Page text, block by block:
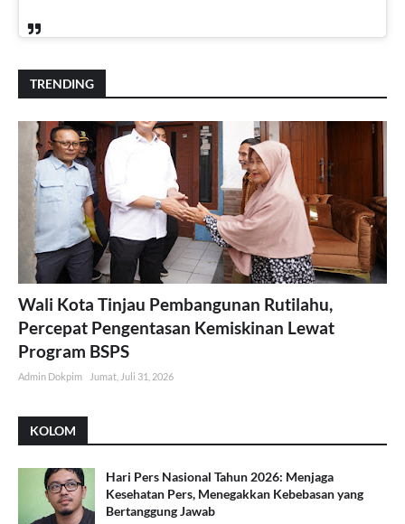
TRENDING
Wali Kota Tinjau Pembangunan Rutilahu,
Percepat Pengentasan Kemiskinan Lewat
Program BSPS
Admin Dokpim Jumat, Juli 31, 2026
KOLOM
Hari Pers Nasional Tahun 2026: Menjaga
Kesehatan Pers, Menegakkan Kebebasan yang
Bertanggung Jawab